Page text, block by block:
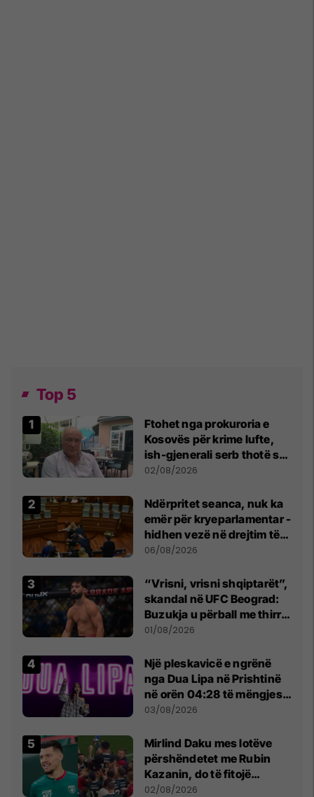
Top 5
Ftohet nga prokuroria e
Kosovës për krime lufte,
ish-gjenerali serb thotë se
dikush e tradhtoi në
02/08/2026
Ndërpritet seanca, nuk ka
emër për kryeparlamentar -
hidhen vezë në drejtim të
Kurtit
06/08/2026
“Vrisni, vrisni shqiptarët”,
skandal në UFC Beograd:
Buzukja u përball me thirrje
anti-shqiptare nga
01/08/2026
Një pleskavicë e ngrënë
nga Dua Lipa në Prishtinë
në orën 04:28 të mëngjesit
- dhe bota digjitale serbe
03/08/2026
Mirlind Daku mes lotëve
përshëndetet me Rubin
Kazanin, do të fitojë
miliona te Spartak Moska
02/08/2026